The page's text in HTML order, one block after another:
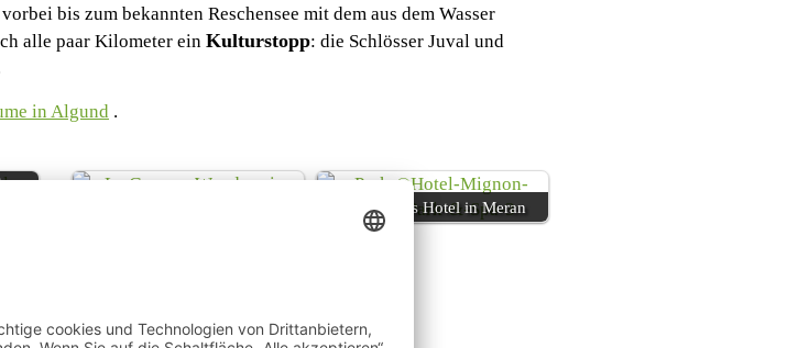
bis zum bekannten Reschensee mit dem aus dem Wasser
alle paar Kilometer ein Kulturstopp: die Schlösser Juval und
in Algund .
Blühendes Hotel in Meran